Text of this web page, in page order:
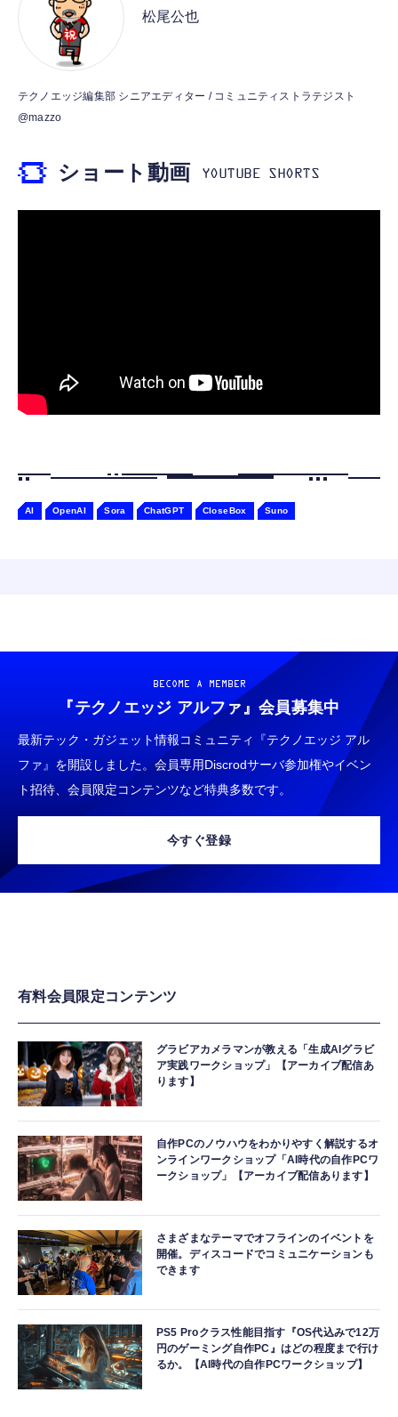
256GB Core i5-1145G7, デル laptop
windows 11,中古 ノートPC 日本語キーボー
【整備済み品】バイオノートパソコン
￥55,980
用 折りたたみ式プラグ しろちゃん 【
iPhone16 15 等対応】 EC-AC6920WF
USB Type Cケーブル【1m+1m+2m+2m/4
MacBook、iPad Pro/Air、Galaxy、Sony、
Pixel Type C機種対応
￥749
1280*800画面 Widevine L1対応 Bluetooth5.4
WiFi 6 6000mAhバッテリー 顔認識 RGBライ
本語説明書 一年保証
タブレット 10インチ タブレット Android 薄
松尾公也
テクノエッジ編集部 シニアエディター / コミュニティストラテジスト
@mazzo
ショート動画
AI OpenAI Sora ChatGPT CloseBox Suno
BECOME A MEMBER
『テクノエッジ アルファ』 会員募集中
最新テック・ガジェット情報コミュニティ『テクノエッジ アル
ファ』を開設しました。会員専用Discrodサーバ参加権やイベン
ト招待、会員限定コンテンツなど特典多数です。
今すぐ登録
有料会員限定コンテンツ
グラビアカメラマンが教える「生成AIグラビ
ア実践ワークショップ」【アーカイブ配信あ
ります】
自作PCのノウハウをわかりやすく解説するオ
ンラインワークショップ「AI時代の自作PCワ
ークショップ」【アーカイブ配信あります】
さまざまなテーマでオフラインのイベントを
開催。ディスコードでコミュニケーションも
できます
PS5 Proクラス性能目指す『OS代込みで12万
円のゲーミング自作PC』はどの程度まで行け
るか。【AI時代の自作PCワークショップ】